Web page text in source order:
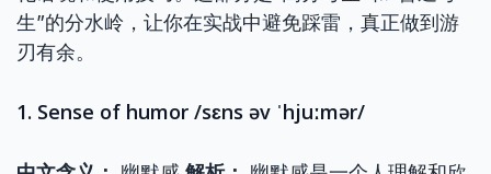
生”的分水岭，让你在实战中避免踩雷，真正做到游
刃有余。
1. Sense of humor /sɛns əv ˈhjuːmər/